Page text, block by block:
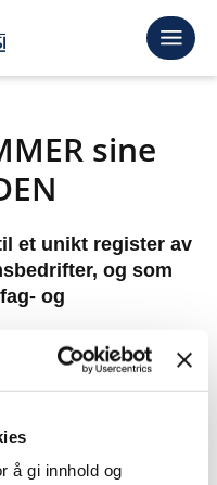
å gi innhold og
sine
et unikt register av
og som
og
til over 1000
leverandør, og finn